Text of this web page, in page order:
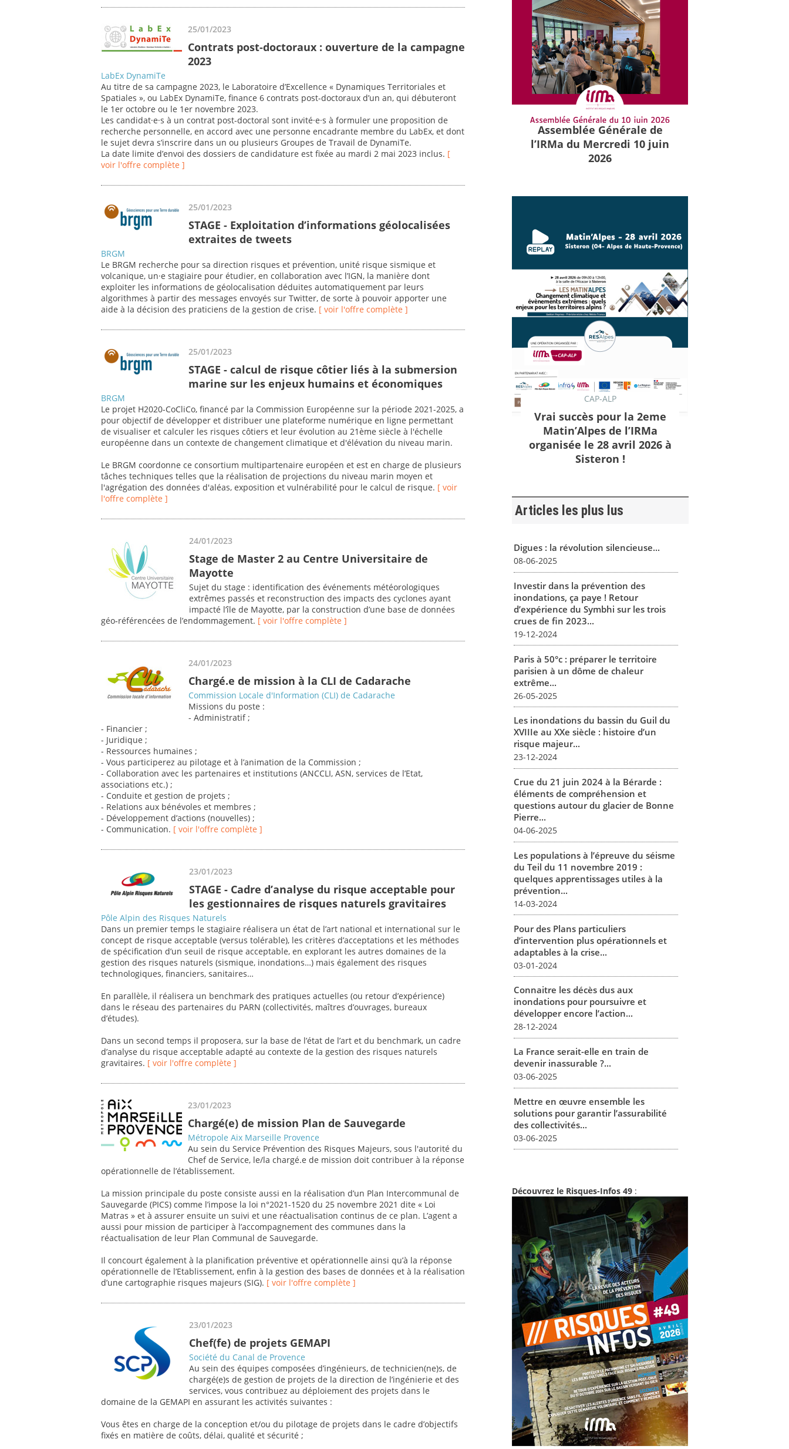
25/01/2023
Contrats post-doctoraux : ouverture de la campagne
2023
LabEx DynamiTe
Au titre de sa campagne 2023, le Laboratoire d’Excellence « Dynamiques Territoriales et
Spatiales », ou LabEx DynamiTe, finance 6 contrats post-doctoraux d’un an, qui débuteront
le 1er octobre ou le 1er novembre 2023.
Les candidat·e·s à un contrat post-doctoral sont invité·e·s à formuler une proposition de
recherche personnelle, en accord avec une personne encadrante membre du LabEx, et dont
le sujet devra s’inscrire dans un ou plusieurs Groupes de Travail de DynamiTe.
La date limite d’envoi des dossiers de candidature est fixée au mardi 2 mai 2023 inclus. [
voir l'offre complète ]
25/01/2023
STAGE - Exploitation d’informations géolocalisées
extraites de tweets
BRGM
Le BRGM recherche pour sa direction risques et prévention, unité risque sismique et
volcanique, un·e stagiaire pour étudier, en collaboration avec l’IGN, la manière dont
exploiter les informations de géolocalisation déduites automatiquement par leurs
algorithmes à partir des messages envoyés sur Twitter, de sorte à pouvoir apporter une
aide à la décision des praticiens de la gestion de crise. [ voir l'offre complète ]
25/01/2023
STAGE - calcul de risque côtier liés à la submersion
marine sur les enjeux humains et économiques
BRGM
Le projet H2020-CoCliCo, financé par la Commission Européenne sur la période 2021-2025, a
pour objectif de développer et distribuer une plateforme numérique en ligne permettant
de visualiser et calculer les risques côtiers et leur évolution au 21ème siècle à l'échelle
européenne dans un contexte de changement climatique et d'élévation du niveau marin.
Le BRGM coordonne ce consortium multipartenaire européen et est en charge de plusieurs
tâches techniques telles que la réalisation de projections du niveau marin moyen et
l'agrégation des données d'aléas, exposition et vulnérabilité pour le calcul de risque. [ voir
l'offre complète ]
24/01/2023
Stage de Master 2 au Centre Universitaire de
Mayotte
Sujet du stage : identification des événements météorologiques
extrêmes passés et reconstruction des impacts des cyclones ayant
impacté l’île de Mayotte, par la construction d’une base de données
géo‐référencées de l’endommagement. [ voir l'offre complète ]
24/01/2023
Chargé.e de mission à la CLI de Cadarache
Commission Locale d'Information (CLI) de Cadarache
Missions du poste :
- Administratif ;
- Financier ;
- Juridique ;
- Ressources humaines ;
- Vous participerez au pilotage et à l’animation de la Commission ;
- Collaboration avec les partenaires et institutions (ANCCLI, ASN, services de l’Etat,
associations etc.) ;
- Conduite et gestion de projets ;
- Relations aux bénévoles et membres ;
- Développement d’actions (nouvelles) ;
- Communication. [ voir l'offre complète ]
23/01/2023
STAGE - Cadre d’analyse du risque acceptable pour
les gestionnaires de risques naturels gravitaires
Pôle Alpin des Risques Naturels
Dans un premier temps le stagiaire réalisera un état de l’art national et international sur le
concept de risque acceptable (versus tolérable), les critères d’acceptations et les méthodes
de spécification d’un seuil de risque acceptable, en explorant les autres domaines de la
gestion des risques naturels (sismique, inondations…) mais également des risques
technologiques, financiers, sanitaires…
En parallèle, il réalisera un benchmark des pratiques actuelles (ou retour d’expérience)
dans le réseau des partenaires du PARN (collectivités, maîtres d’ouvrages, bureaux
d’études).
Dans un second temps il proposera, sur la base de l’état de l’art et du benchmark, un cadre
d’analyse du risque acceptable adapté au contexte de la gestion des risques naturels
gravitaires. [ voir l'offre complète ]
23/01/2023
Chargé(e) de mission Plan de Sauvegarde
Métropole Aix Marseille Provence
Au sein du Service Prévention des Risques Majeurs, sous l'autorité du
Chef de Service, le/la chargé.e de mission doit contribuer à la réponse
opérationnelle de l’établissement.
La mission principale du poste consiste aussi en la réalisation d’un Plan Intercommunal de
Sauvegarde (PICS) comme l’impose la loi n°2021-1520 du 25 novembre 2021 dite « Loi
Matras » et à assurer ensuite un suivi et une réactualisation continus de ce plan. L’agent a
aussi pour mission de participer à l’accompagnement des communes dans la
réactualisation de leur Plan Communal de Sauvegarde.
Il concourt également à la planification préventive et opérationnelle ainsi qu’à la réponse
opérationnelle de l’Etablissement, enfin à la gestion des bases de données et à la réalisation
d’une cartographie risques majeurs (SIG). [ voir l'offre complète ]
23/01/2023
Chef(fe) de projets GEMAPI
Société du Canal de Provence
Au sein des équipes composées d’ingénieurs, de technicien(ne)s, de
chargé(e)s de gestion de projets de la direction de l’ingénierie et des
services, vous contribuez au déploiement des projets dans le
domaine de la GEMAPI en assurant les activités suivantes :
Vous êtes en charge de la conception et/ou du pilotage de projets dans le cadre d’objectifs
fixés en matière de coûts, délai, qualité et sécurité ;
Assemblée Générale de
l’IRMa du Mercredi 10 juin
2026
CAP-ALP
Vrai succès pour la 2eme
Matin’Alpes de l’IRMa
organisée le 28 avril 2026 à
Sisteron !
Articles les plus lus
Digues : la révolution silencieuse...
08-06-2025
Investir dans la prévention des
inondations, ça paye ! Retour
d’expérience du Symbhi sur les trois
crues de fin 2023...
19-12-2024
Paris à 50°c : préparer le territoire
parisien à un dôme de chaleur
extrême...
26-05-2025
Les inondations du bassin du Guil du
XVIIIe au XXe siècle : histoire d’un
risque majeur...
23-12-2024
Crue du 21 juin 2024 à la Bérarde :
éléments de compréhension et
questions autour du glacier de Bonne
Pierre...
04-06-2025
Les populations à l’épreuve du séisme
du Teil du 11 novembre 2019 :
quelques apprentissages utiles à la
prévention...
14-03-2024
Pour des Plans particuliers
d’intervention plus opérationnels et
adaptables à la crise...
03-01-2024
Connaitre les décès dus aux
inondations pour poursuivre et
développer encore l’action...
28-12-2024
La France serait-elle en train de
devenir inassurable ?...
03-06-2025
Mettre en œuvre ensemble les
solutions pour garantir l’assurabilité
des collectivités...
03-06-2025
Découvrez le Risques-Infos 49 :